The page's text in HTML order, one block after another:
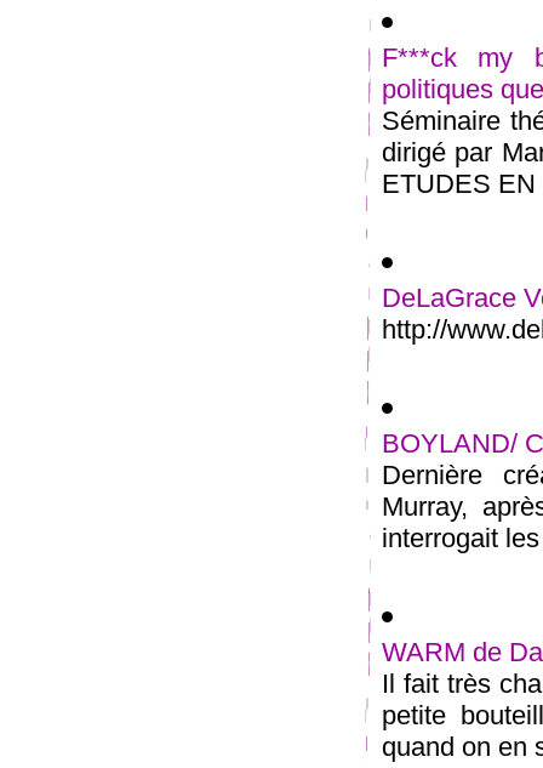
F***ck my
politiques
Séminaire
dirigé par
ETUDES
DeLaGrace
http://
BOYLAND/
Dernière
Murray,
interrogait
WARM de
Il fait très
petite
quand on en